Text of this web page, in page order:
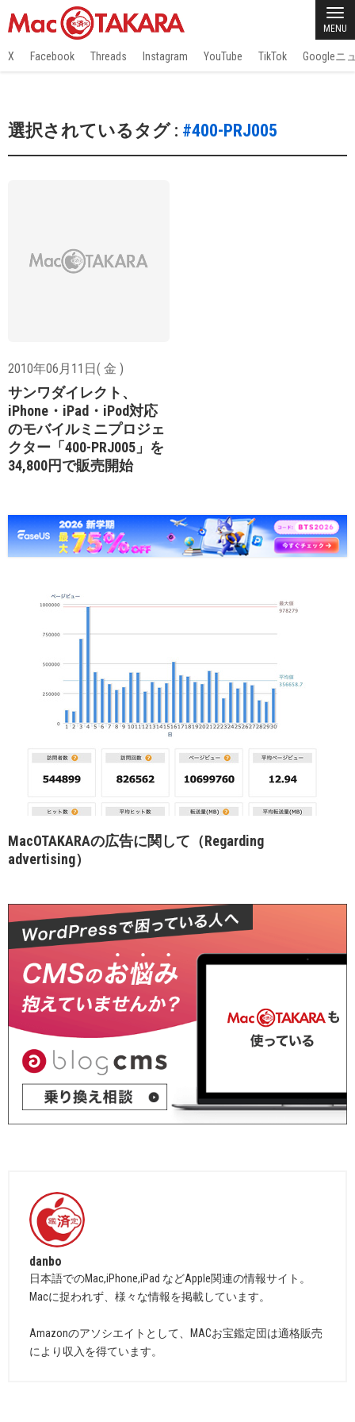
MENU
X Facebook Threads Instagram YouTube TikTok Googleニ
選択されているタグ : #400-PRJ005
2010年06月11日( 金 )
サンワダイレクト、
iPhone・iPad・iPod対応
のモバイルミニプロジェ
クター「400-PRJ005」を
34,800円で販売開始
MacOTAKARAの広告に関して（Regarding
advertising）
danbo
日本語でのMac,iPhone,iPad などApple関連の情報サイト。
Macに捉われず、様々な情報を掲載しています。
Amazonのアソシエイトとして、MACお宝鑑定団は適格販売
により収入を得ています。